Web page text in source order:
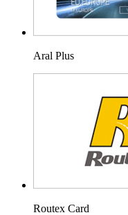
Aral Plus
Routex Card